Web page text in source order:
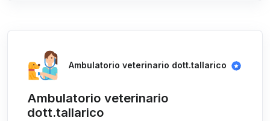
Ambulatorio veterinario dott.tallarico
Ambulatorio veterinario
dott.tallarico